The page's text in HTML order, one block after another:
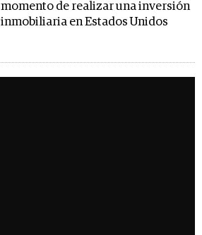
momento de realizar una inversión
inmobiliaria en Estados Unidos